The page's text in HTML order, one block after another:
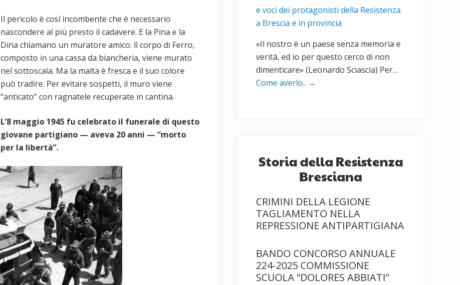
Il pericolo è così incombente che è necessario
nascondere al più presto il cadavere. E la Pina e la
Dina chiamano un muratore amico. ll corpo di Ferro,
composto in una cassa da biancheria, viene murato
nel sottoscala. Ma la malta è fresca e il suo colore
può tradire. Per evitare sospetti, il muro viene
“anticato” con ragnatele recuperate in cantina.
L’8 maggio 1945 fu celebrato il funerale di questo
giovane partigiano — aveva 20 anni — “morto
per la libertà”.
e voci dei protagonisti della Resistenza
a Brescia e in provincia
«Il nostro è un paese senza memoria e
verità, ed io per questo cerco di non
dimenticare» (Leonardo Sciascia) Per…
Come averlo.. →
Storia della Resistenza
Bresciana
CRIMINI DELLA LEGIONE
TAGLIAMENTO NELLA
REPRESSIONE ANTIPARTIGIANA
BANDO CONCORSO ANNUALE
224-2025 COMMISSIONE
SCUOLA “DOLORES ABBIATI”